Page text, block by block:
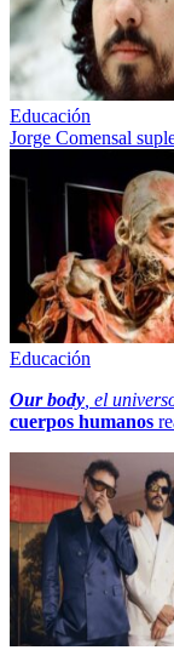
Educación
Jorge Comensal
Educación
Our body , el
cuerpos humanos